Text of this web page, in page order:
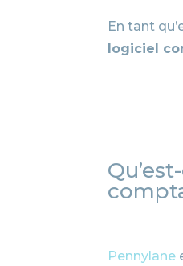
En tant
logiciel
Pennylane